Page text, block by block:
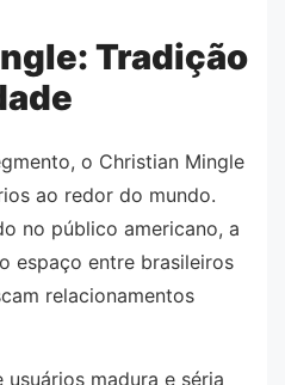
Tradição
o Christian Mingle
ao redor do mundo.
no público americano, a
espaço entre brasileiros
relacionamentos
madura e séria